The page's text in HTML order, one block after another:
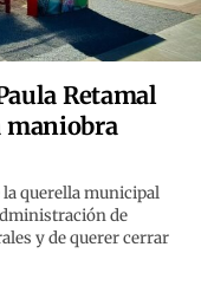
Retamal
maniobra
la querella municipal
de
y de querer cerrar